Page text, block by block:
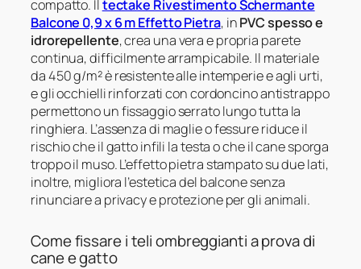
compatto. Il tectake Rivestimento Schermante
Balcone 0,9 x 6 m Effetto Pietra, inPVC spesso e
idrorepellente, crea una vera e propria parete
continua, difficilmente arrampicabile. Il materiale
da 450 g/m² è resistente alle intemperie e agli urti,
e gli occhielli rinforzati con cordoncino antistrappo
permettono un fissaggio serrato lungo tutta la
ringhiera. L’assenza di maglie o fessure riduce il
rischio che il gatto infili la testa o che il cane sporga
troppo il muso. L’effetto pietra stampato su due lati,
inoltre, migliora l’estetica del balcone senza
rinunciare a privacy e protezione per gli animali.
Come fissare i teli ombreggianti a prova di
cane e gatto